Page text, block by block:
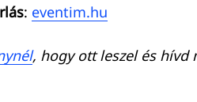
: eventim.hu
, hogy ott leszel és hívd